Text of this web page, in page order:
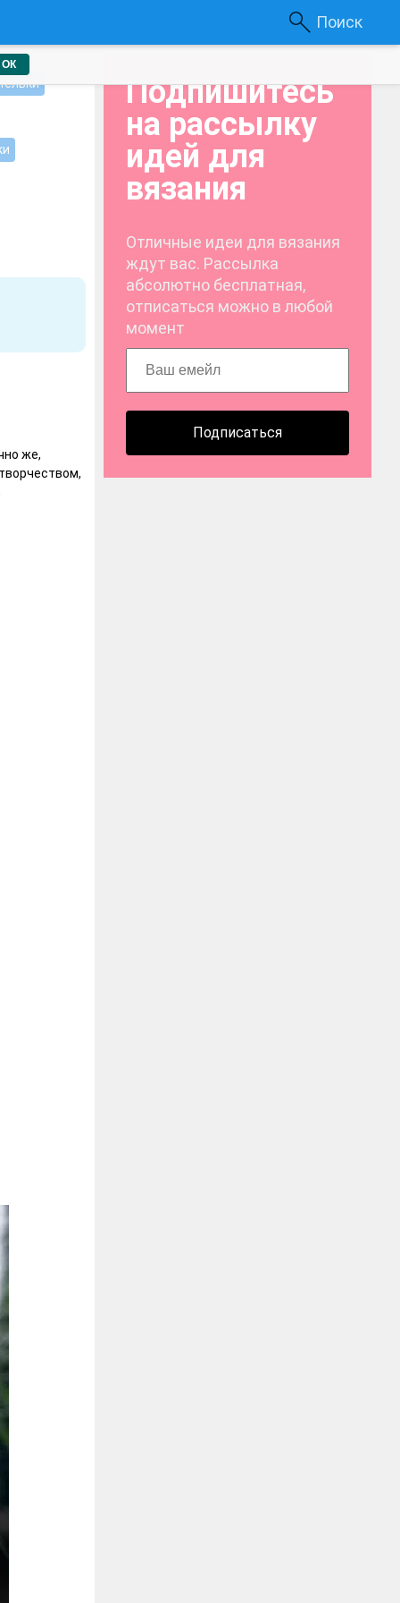
Поиск
же,
Подпишитесь
на рассылку
идей для
вязания
Отличные идеи для вязания
ждут вас. Рассылка
абсолютно бесплатная,
отписаться можно в любой
момент
Подписаться
ОК